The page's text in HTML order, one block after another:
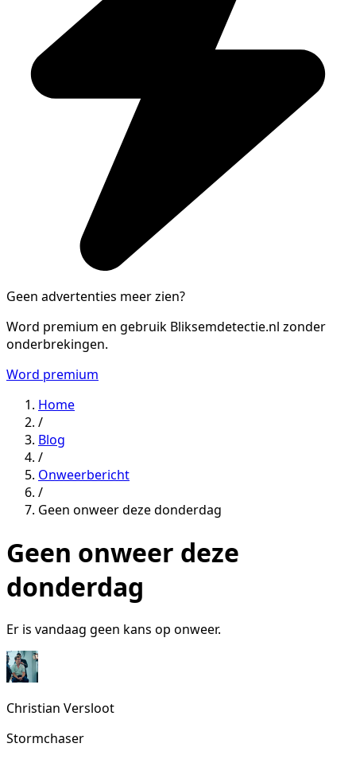
Geen advertenties meer zien?
Word premium en gebruik Bliksemdetectie.nl zonder
onderbrekingen.
Word premium
Home
/
Blog
/
Onweerbericht
/
Geen onweer deze donderdag
Geen onweer deze
donderdag
Er is vandaag geen kans op onweer.
Christian Versloot
Stormchaser